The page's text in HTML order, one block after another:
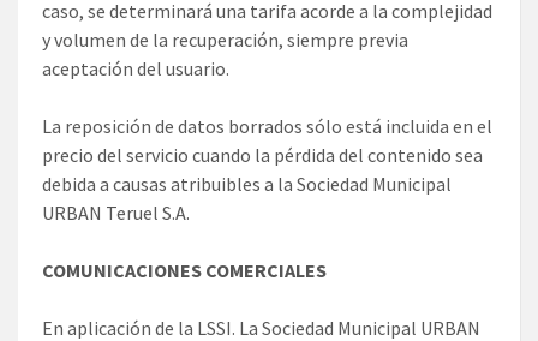
caso, se determinará una tarifa acorde a la complejidad
y volumen de la recuperación, siempre previa
aceptación del usuario.
La reposición de datos borrados sólo está incluida en el
precio del servicio cuando la pérdida del contenido sea
debida a causas atribuibles a la Sociedad Municipal
URBAN Teruel S.A.
COMUNICACIONES COMERCIALES
En aplicación de la LSSI. La Sociedad Municipal URBAN